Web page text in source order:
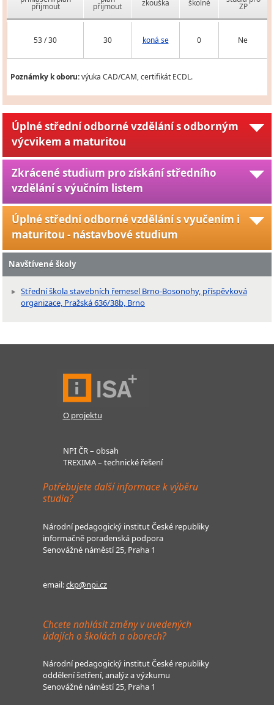
přijmout přijmout zkouška školné ZP
53 / 30 30 koná se 0 Ne
Poznámky k oboru:výuka CAD/CAM, certifikát ECDL.
Úplné střední odborné vzdělání s odborným
výcvikem a maturitou
Zkrácené studium pro získání středního
vzdělání s výučním listem
Úplné střední odborné vzdělání s vyučením i
maturitou - nástavbové studium
Navštívené školy
Střední škola stavebních řemesel Brno-Bosonohy, příspěvková
organizace, Pražská 636/38b, Brno
O projektu
NPI ČR – obsah
TREXIMA – technické řešení
Potřebujete další informace k výběru
studia?
Národní pedagogický institut České republiky
informačně poradenská podpora
Senovážné náměstí 25, Praha 1
email:ckp@npi.cz
Chcete nahlásit změny v uvedených
údajích o školách a oborech?
Národní pedagogický institut České republiky
oddělení šetření, analýz a výzkumu
Senovážné náměstí 25, Praha 1